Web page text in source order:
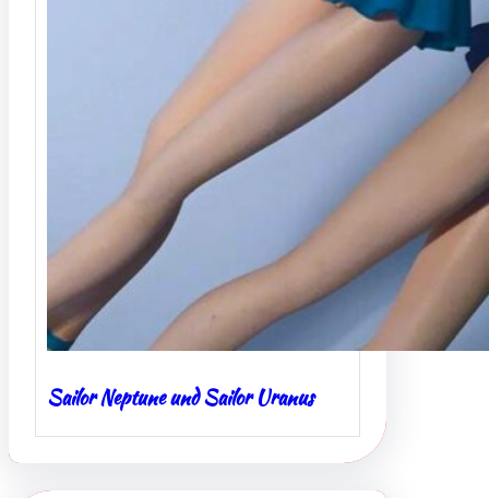
Sailor Neptune und Sailor Uranus